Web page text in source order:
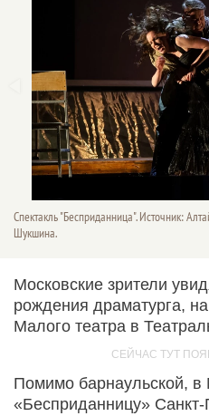
Спектакль "Бесприданница". Источник:
Шукшина.
Московские зрители
рождения драматурга,
Малого театра в
Помимо барнаульской, в
«Бесприданницу» Санкт-